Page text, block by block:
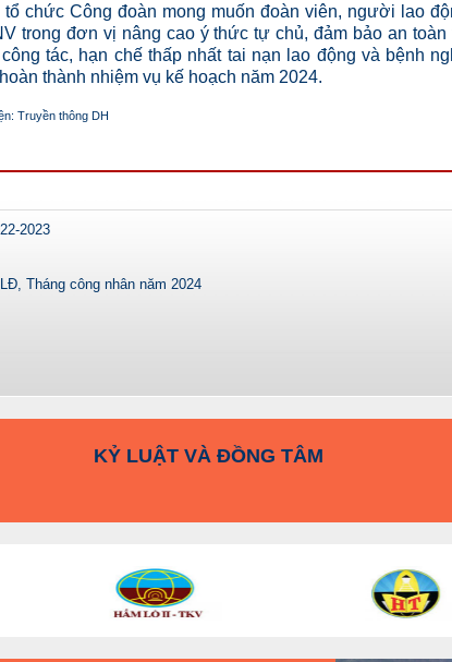
chức Công đoàn mong muốn đoàn viên, người lao
trong đơn vị nâng cao ý thức tự chủ, đảm bảo an toàn
tác, hạn chế thấp nhất tai nạn lao động và bệnh
thành nhiệm vụ kế hoạch năm 2024.
Truyền thông DH
2023
Tháng công nhân năm 2024